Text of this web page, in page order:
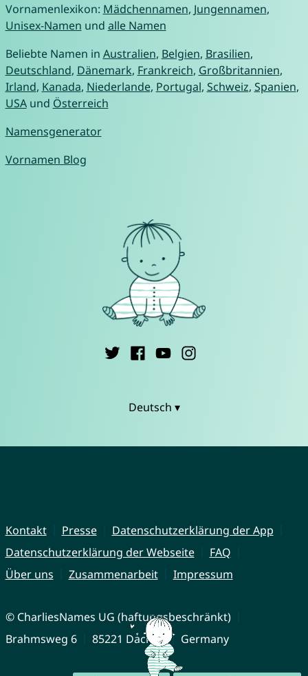
Vornamenlexikon: Mädchennamen, Jungennamen,
Unisex-Namen und alle Namen
Beliebte Namen in Australien, Belgien, Brasilien,
Deutschland, Dänemark, Frankreich, Großbritannien,
Irland, Kanada, Niederlande, Portugal, Schweiz, Spanien,
USAund Österreich
Namensgenerator
Vornamen Blog
Deutsch ▾
Kontakt Presse
Datenschutzerklärung der App
Datenschutzerklärung der Webseite
FAQ
Über uns
Zusammenarbeit Impressum
© CharliesNames UG (haftungsbeschränkt)
Brahmsweg 6
85221 Dachau Germany